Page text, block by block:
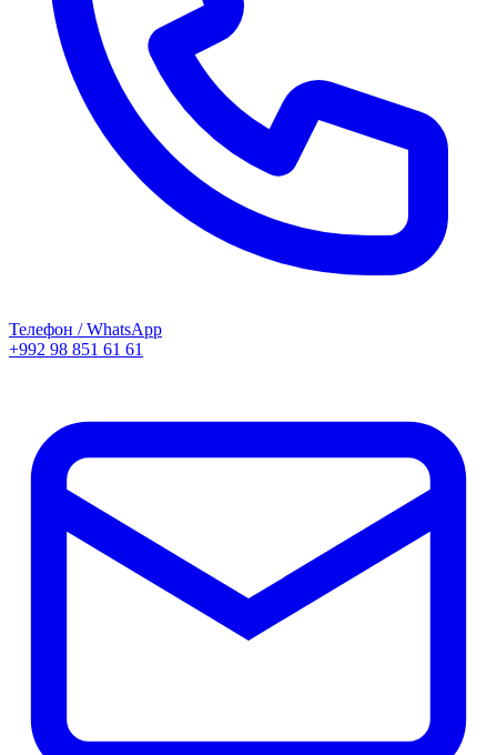
Телефон / WhatsApp
+992 98 851 61 61